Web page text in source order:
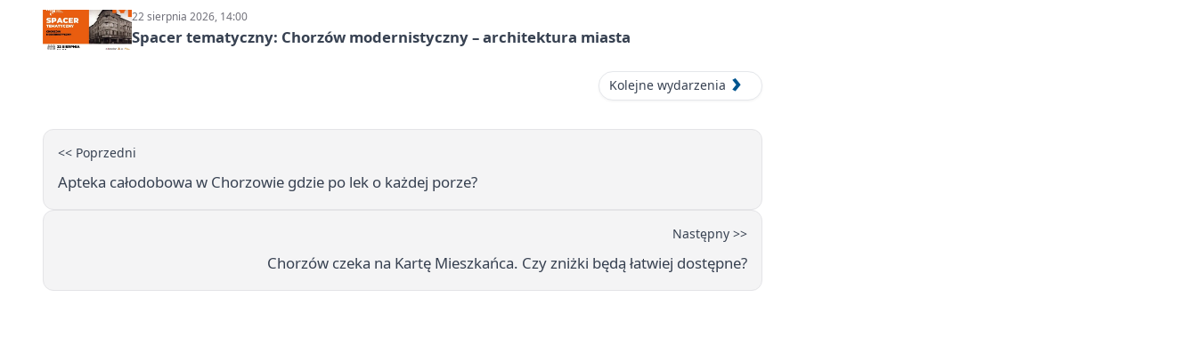
22 sierpnia 2026, 14:00
Spacer tematyczny: Chorzów modernistyczny – architektura miasta
Kolejne wydarzenia
<< Poprzedni
Apteka całodobowa w Chorzowie gdzie po lek o każdej porze?
Następny >>
Chorzów czeka na Kartę Mieszkańca. Czy zniżki będą łatwiej dostępne?